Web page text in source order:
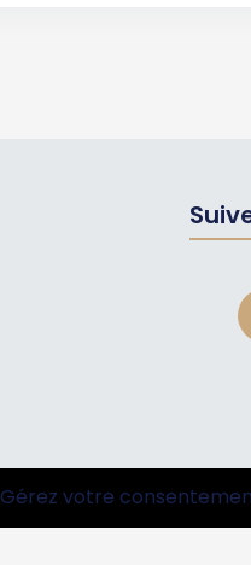
Gérez votre